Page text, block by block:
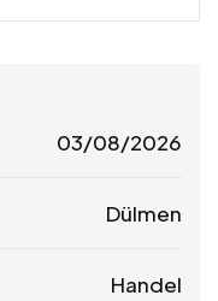
03/08/2026
Dülmen
Handel